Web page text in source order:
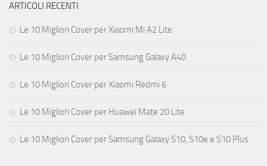
ARTICOLI RECENTI
Le 10 Migliori Cover per Xiaomi Mi A2 Lite
Le 10 Migliori Cover per Samsung Galaxy A40
Le 10 Migliori Cover per Xiaomi Redmi 6
Le 10 Migliori Cover per Huawei Mate 20 Lite
Le 10 Migliori Cover per Samsung Galaxy S10, S10e e S10 Plus